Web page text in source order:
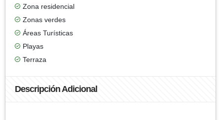
Zona residencial
Zonas verdes
Áreas Turísticas
Playas
Terraza
Descripción Adicional